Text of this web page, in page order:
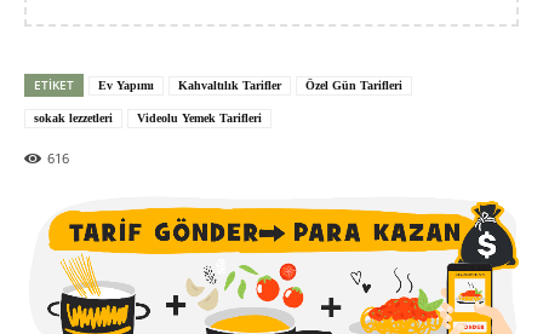
ETIKET Ev Yapımı Kahvaltılık Tarifler Özel Gün Tarifleri
sokak lezzetleri Videolu Yemek Tarifleri
616